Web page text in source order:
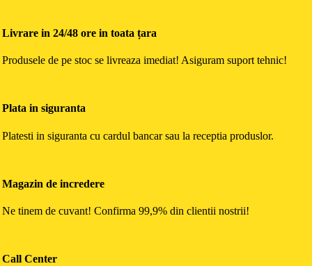
Livrare in 24/48 ore in toata țara
Produsele de pe stoc se livreaza imediat! Asiguram suport tehnic!
Plata in siguranta
Platesti in siguranta cu cardul bancar sau la receptia produslor.
Magazin de incredere
Ne tinem de cuvant! Confirma 99,9% din clientii nostrii!
Call Center